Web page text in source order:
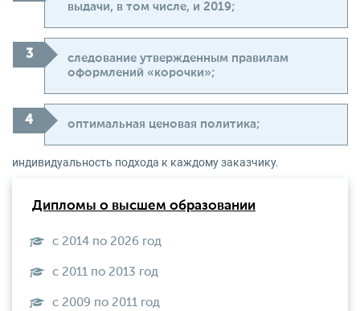
выдачи, в том числе, и 2019;
следование утвержденным правилам
оформлений «корочки»;
оптимальная ценовая политика;
индивидуальность подхода к каждому заказчику.
Дипломы о высшем образовании
с 2014 по 2026 год
с 2011 по 2013 год
с 2009 по 2011 год